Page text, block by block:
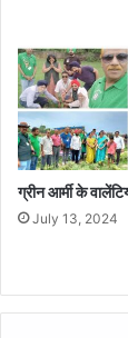
ग्रीन आर्मी के
July 13, 2024